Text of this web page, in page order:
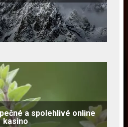
a spolehlivé online
kasino